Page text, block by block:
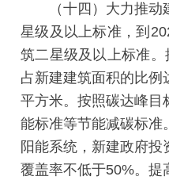
（十四）大力推动建
星级及以上标准，到
筑二星级及以上标准
占新建建筑面积的比
平方米。按照碳达峰目
能标准等节能减碳标准
阳能系统，新建政府
覆盖率不低于50%。提